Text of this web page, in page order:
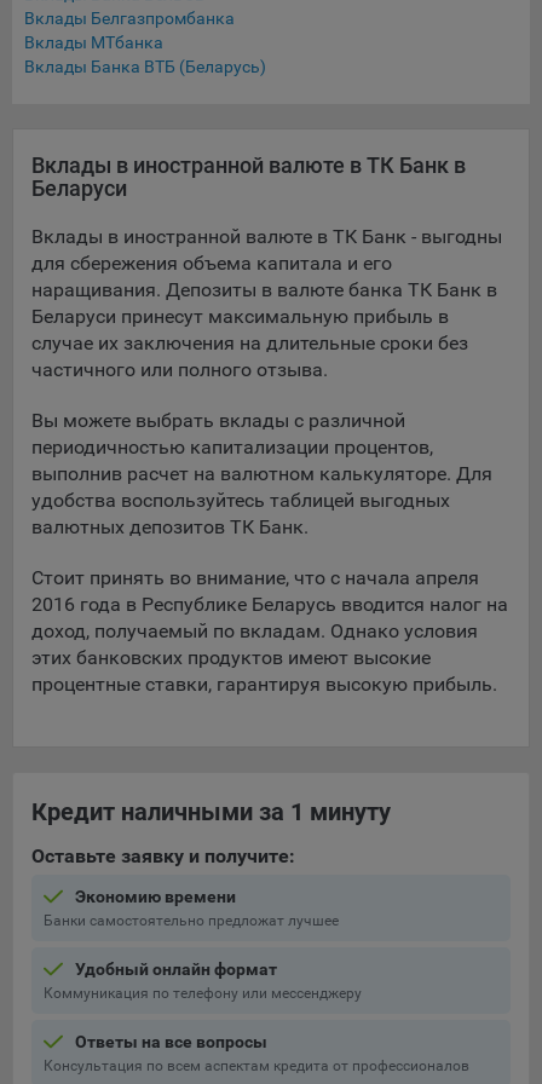
составить представление о тенденциях использования
сайта в целом. Общество использует информацию для
анализа трафика на сайтах.
Google Analytics.
Технические/Функциональные, хранятся не более года;
Необходимые для функционирования веб-аналитических
платформ «Google Analytics», «Яндекс.Метрика»
(статистические), установлены на сервере Общества и не
передаются третьим лицам, часть из которых хранятся во
время пользования сайтом;
Отключение аналитических файлов cookie не позволяет
определять предпочтения пользователей сайта, в том числе
наиболее и наименее популярные страницы и принимать
меры по совершенствованию работы сайта исходя из
предпочтений пользователей.
При этом, некоторые браузеры позволяют посещать
интернет-сайты в режиме «Инкогнито», чтобы ограничить
хранимый на компьютере объем информации и
автоматически удалять сессионные файлы cookie. Кроме
того, субъект персональных данных может удалить ранее
перейдя по внешним ссылкам, ведущим на
соответствующие страницы сайтов основных браузеров:
Chrome
Opera
Internet Explorer
Вклады Белгазпромбанка
Вклады МТбанка
Вклады Банка ВТБ (Беларусь)
Вклады в иностранной валюте в ТК Банк в
Беларуси
Вклады в иностранной валюте в ТК Банк - выгодны
для сбережения объема капитала и его
наращивания. Депозиты в валюте банка ТК Банк в
Беларуси принесут максимальную прибыль в
случае их заключения на длительные сроки без
частичного или полного отзыва.
Вы можете выбрать вклады с различной
периодичностью капитализации процентов,
выполнив расчет на валютном калькуляторе. Для
удобства воспользуйтесь таблицей выгодных
валютных депозитов ТК Банк.
Стоит принять во внимание, что с начала апреля
2016 года в Республике Беларусь вводится налог на
доход, получаемый по вкладам. Однако условия
этих банковских продуктов имеют высокие
процентные ставки, гарантируя высокую прибыль.
Кредит наличными за 1 минуту
Оставьте заявку и получите:
Экономию времени
Банки самостоятельно предложат лучшее
Удобный онлайн формат
Коммуникация по телефону или мессенджеру
Ответы на все вопросы
Консультация по всем аспектам кредита от профессионалов